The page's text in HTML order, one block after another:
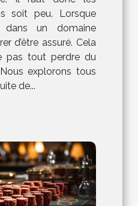
soit peu. Lorsque
dans un domaine
d’être assuré. Cela
pas tout perdre du
explorons tous
de...